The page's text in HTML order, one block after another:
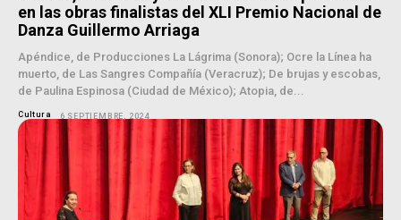
en las obras finalistas del XLI Premio Nacional de
Danza Guillermo Arriaga
Apéndice, de Producciones La Lágrima (Sonora); Ocre la Línea ha
muerto, de Las Sangres Compañía (Veracruz); De brujas y escobas,
de Paulina Espinosa (Ciudad de México); Atopia, de...
Cultura 6 SEPTIEMBRE, 2024